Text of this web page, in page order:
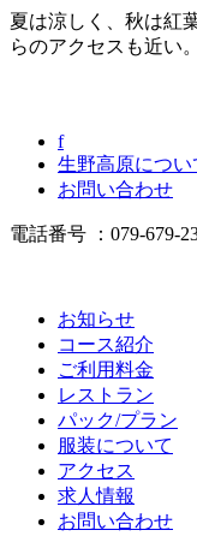
夏は涼しく、秋は紅
らのアクセスも近い。
f
生野高原につい
お問い合わせ
電話番号 ：079-679-
お知らせ
コース紹介
ご利用料金
レストラン
パック/プラン
服装について
アクセス
求人情報
お問い合わせ